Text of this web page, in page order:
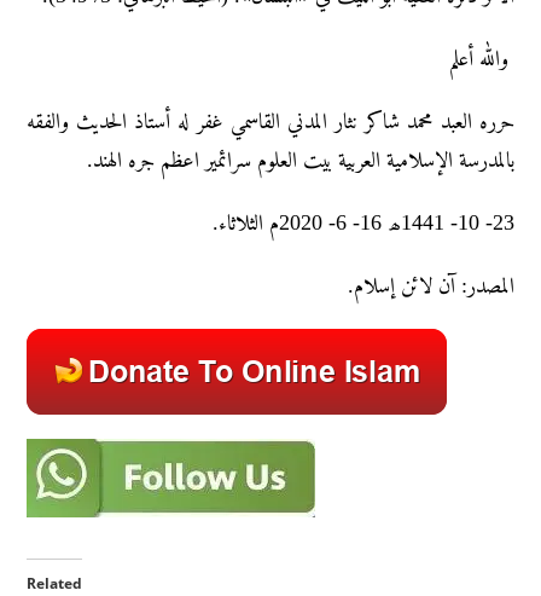
والله أعلم
حرره العبد محمد شاکر نثار المدني القاسمي غفر له أستاذ الحديث والفقه
بالمدرسة الإسلامية العربية بيت العلوم سرائمير اعظم جره الهند.
23- 10- 1441ھ 16- 6- 2020م الثلاثاء.
المصدر: آن لائن إسلام.
Related